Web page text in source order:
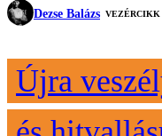
Dezse Balázs VEZÉRCIKK
Újra